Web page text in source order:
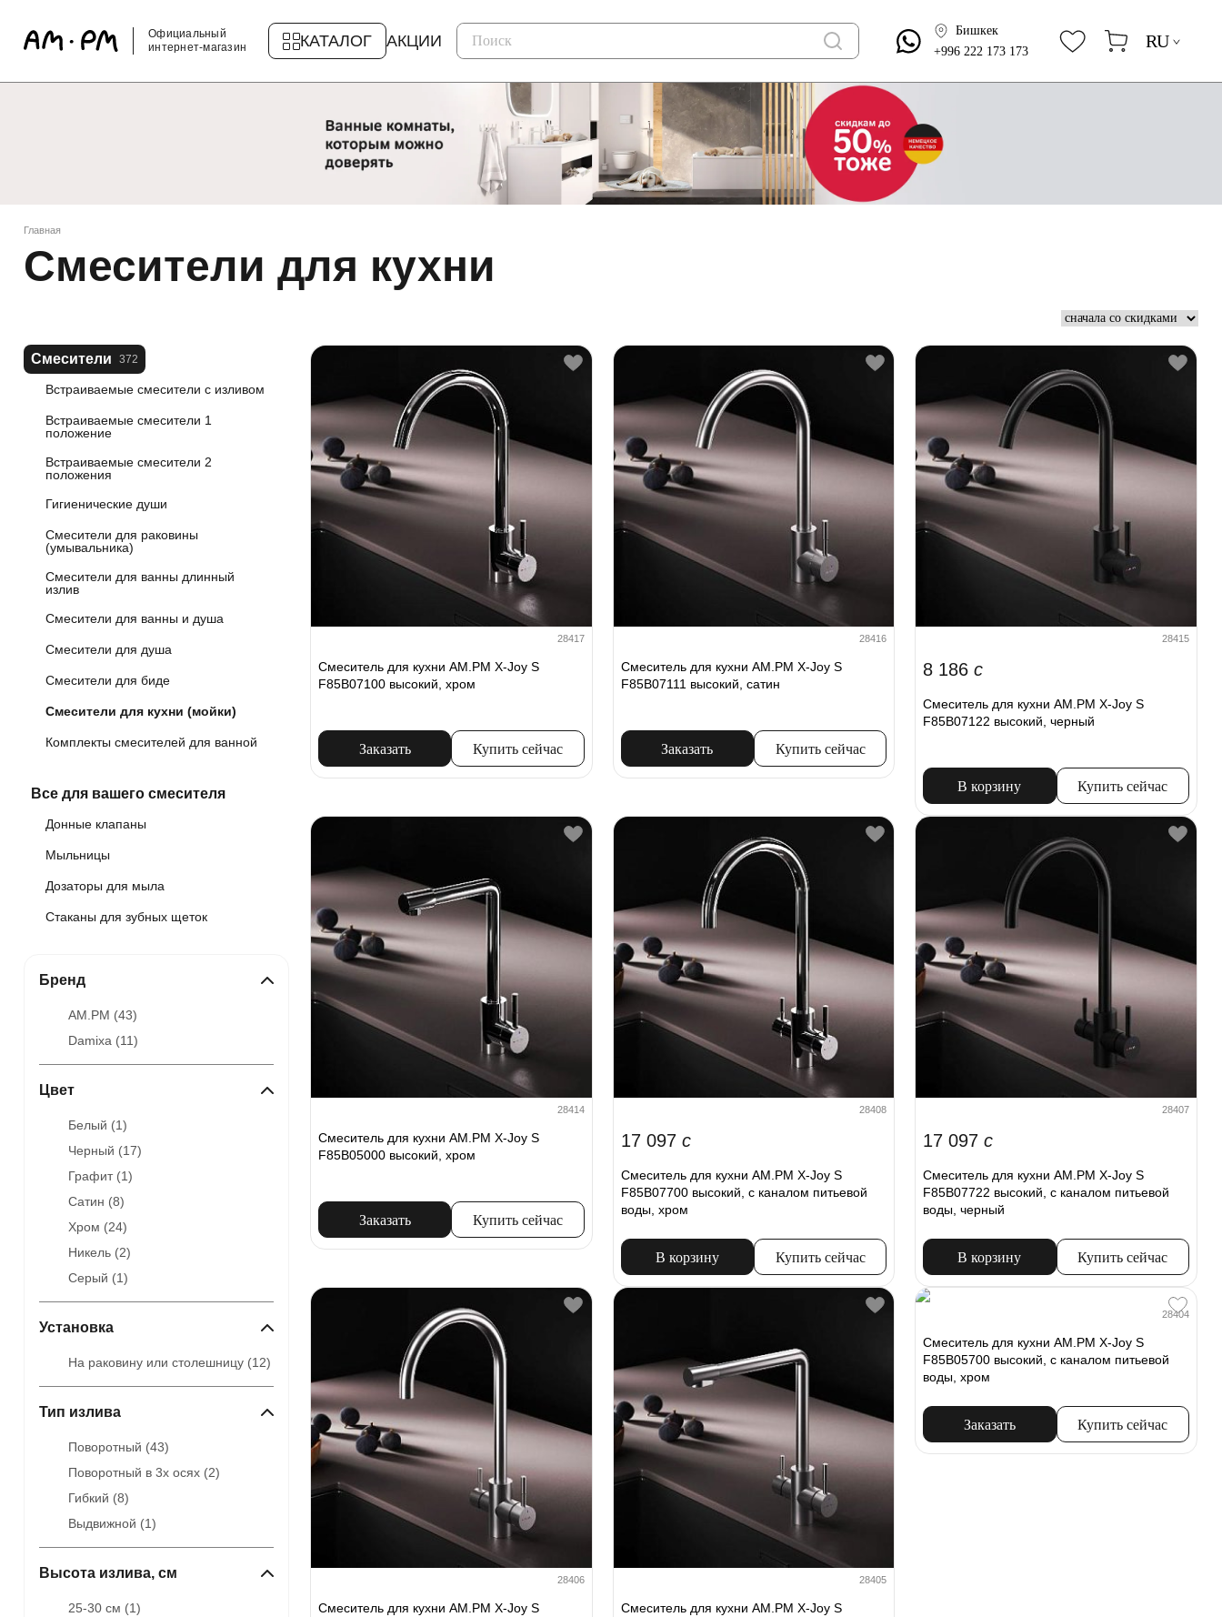
Официальный
интернет-магазин
КАТАЛОГ АКЦИИ
Бишкек
+996 222 173 173
RU
Главная
Смесители для кухни
Смесители 372
Встраиваемые смесители с изливом
Встраиваемые смесители 1
положение
Встраиваемые смесители 2
положения
Гигиенические души
Смесители для раковины
(умывальника)
Смесители для ванны длинный
излив
Смесители для ванны и душа
Смесители для душа
Смесители для биде
Смесители для кухни (мойки)
Комплекты смесителей для ванной
Все для вашего смесителя
Донные клапаны
Мыльницы
Дозаторы для мыла
Стаканы для зубных щеток
Бренд
AM.PM (43)
Damixa (11)
Цвет
Белый (1)
Черный (17)
Графит (1)
Сатин (8)
Хром (24)
Никель (2)
Серый (1)
Установка
На раковину или столешницу (12)
Тип излива
Поворотный (43)
Поворотный в 3х осях (2)
Гибкий (8)
Выдвижной (1)
Высота излива, см
25-30 см (1)
28417
Смеситель для кухни AM.PM X-Joy S
F85B07100 высокий, хром
Заказать Купить сейчас
28416
Смеситель для кухни AM.PM X-Joy S
F85B07111 высокий, сатин
Заказать Купить сейчас
28415
8 186c
Смеситель для кухни AM.PM X-Joy S
F85B07122 высокий, черный
В корзину Купить сейчас
28414
Смеситель для кухни AM.PM X-Joy S
F85B05000 высокий, хром
Заказать Купить сейчас
28408
17 097 c
Смеситель для кухни AM.PM X-Joy S
F85B07700 высокий, с каналом питьевой
воды, хром
В корзину Купить сейчас
28407
17 097c
Смеситель для кухни AM.PM X-Joy S
F85B07722 высокий, с каналом питьевой
воды, черный
В корзину Купить сейчас
28406
Смеситель для кухни AM.PM X-Joy S
28405
Смеситель для кухни AM.PM X-Joy S
28404
Смеситель для кухни AM.PM X-Joy S
F85B05700 высокий, с каналом питьевой
воды, хром
Заказать Купить сейчас